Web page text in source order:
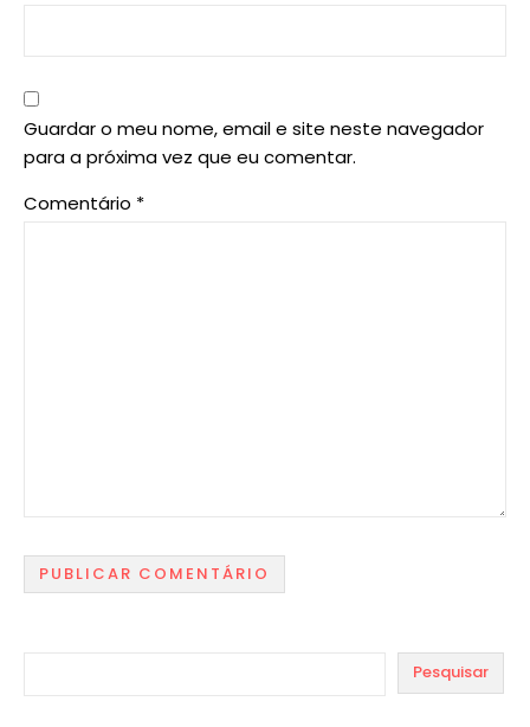
Guardar o meu nome, email e site neste navegador
para a próxima vez que eu comentar.
Comentário *
Pesquisar